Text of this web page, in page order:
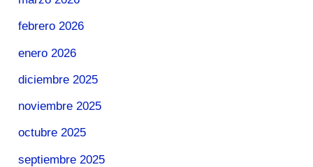
febrero 2026
enero 2026
diciembre 2025
noviembre 2025
octubre 2025
septiembre 2025